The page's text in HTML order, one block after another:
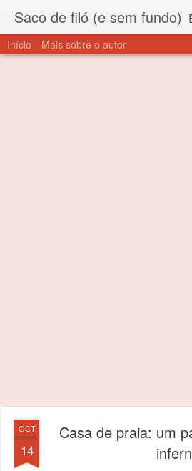
Saco de filó (e sem fundo) Eu
Início Mais sobre o autor
OCT
14
Casa de praia: um